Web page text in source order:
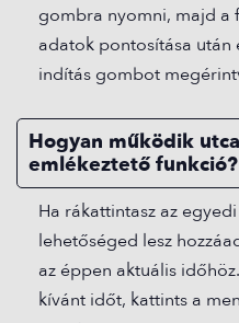
gombra nyomni, majd a
adatok pontosítása
indítás gombot
Hogyan működik
emlékeztető funkció?
Ha rákattintasz az
lehetőséged lesz
az éppen aktuális
kívánt időt, kattints a